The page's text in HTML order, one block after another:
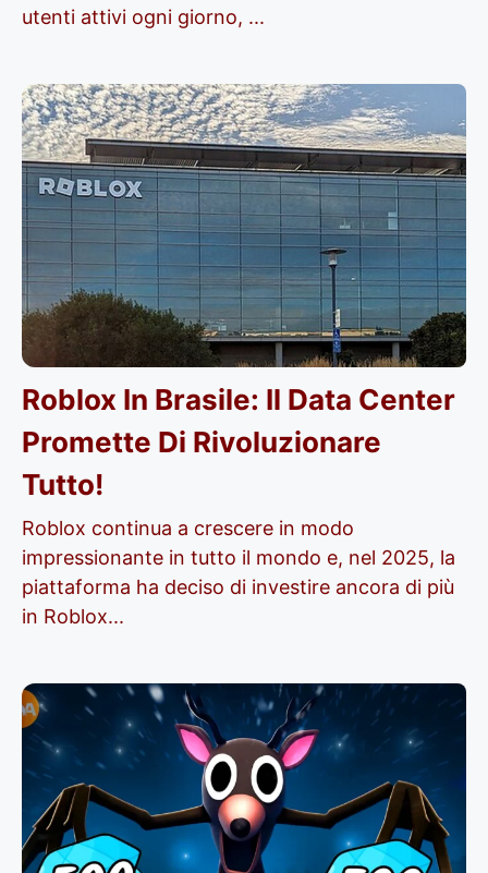
utenti attivi ogni giorno, ...
Roblox In Brasile: Il Data Center
Promette Di Rivoluzionare
Tutto!
Roblox continua a crescere in modo
impressionante in tutto il mondo e, nel 2025, la
piattaforma ha deciso di investire ancora di più
in Roblox...